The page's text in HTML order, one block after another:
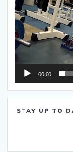
00:00
STAY UP TO